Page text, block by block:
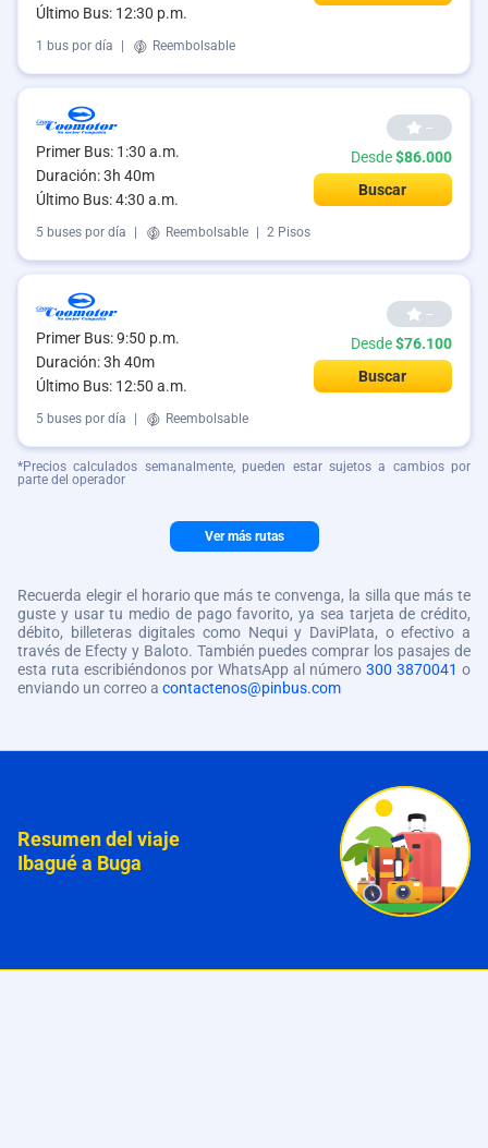
Último Bus: 12:30 p.m.
1 bus por día Reembolsable
Primer Bus: 1:30 a.m.
Duración: 3h 40m
Último Bus: 4:30 a.m.
--
Desde$86.000
Buscar
5 buses por día Reembolsable 2 Pisos
Primer Bus: 9:50 p.m.
Duración: 3h 40m
Último Bus: 12:50 a.m.
--
Desde$76.100
Buscar
5 buses por día Reembolsable
*Precios calculados semanalmente, pueden estar sujetos a cambios por
parte del operador
Ver más rutas
Recuerda elegir el horario que más te convenga, la silla que más te
guste y usar tu medio de pago favorito, ya sea tarjeta de crédito,
débito, billeteras digitales como Nequi y DaviPlata, o efectivo a
través de Efecty y Baloto. También puedes comprar los pasajes de
esta ruta escribiéndonos por WhatsApp al número 300 3870041 o
enviando un correo a contactenos@pinbus.com
Resumen del viaje
Ibagué a Buga